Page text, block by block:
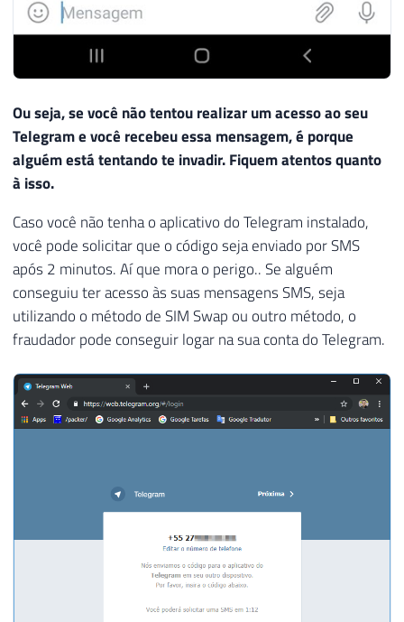
Ou seja, se você não tentou realizar um acesso ao seu
Telegram e você recebeu essa mensagem, é porque
alguém está tentando te invadir. Fiquem atentos quanto
à isso.
Caso você não tenha o aplicativo do Telegram instalado,
você pode solicitar que o código seja enviado por SMS
após 2 minutos. Aí que mora o perigo.. Se alguém
conseguiu ter acesso às suas mensagens SMS, seja
utilizando o método de SIM Swap ou outro método, o
fraudador pode conseguir logar na sua conta do Telegram.